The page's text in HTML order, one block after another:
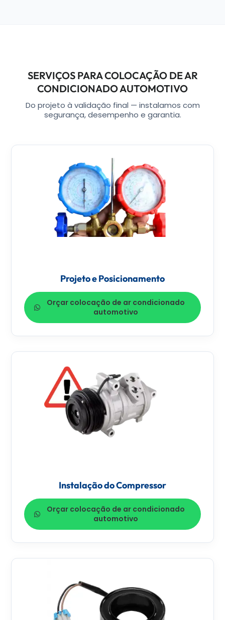
SERVIÇOS PARA COLOCAÇÃO DE AR
CONDICIONADO AUTOMOTIVO
Do projeto à validação final — instalamos com
segurança, desempenho e garantia.
Projeto e Posicionamento
Orçar colocação de ar condicionado
automotivo
Instalação do Compressor
Orçar colocação de ar condicionado
automotivo